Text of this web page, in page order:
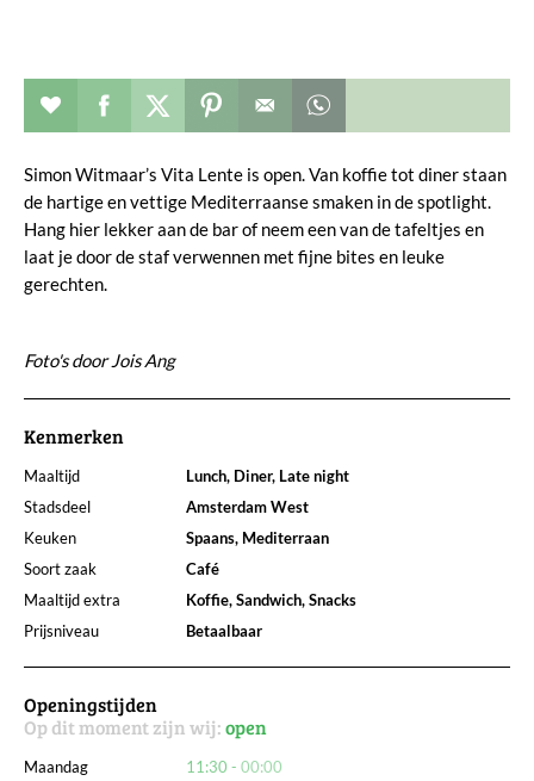
Restaurant toevoegen aan favorieten
Deel dit op facebook
Deel dit op twitter
Deel dit op pinterest
Simon Witmaar’s Vita Lente is open. Van koffie tot diner staan
de hartige en vettige Mediterraanse smaken in de spotlight.
Hang hier lekker aan de bar of neem een van de tafeltjes en
laat je door de staf verwennen met fijne bites en leuke
gerechten.
Foto's door Jois Ang
Kenmerken
Maaltijd
Lunch, Diner, Late night
Stadsdeel
Amsterdam West
Keuken
Spaans, Mediterraan
Soort zaak
Café
Maaltijd extra
Koffie, Sandwich, Snacks
Prijsniveau
Betaalbaar
Openingstijden
Op dit moment zijn wij:open
Maandag 11:30
00:00